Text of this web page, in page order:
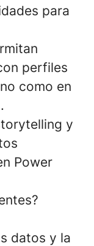
para
perfiles
como en
y
Power
datos y la